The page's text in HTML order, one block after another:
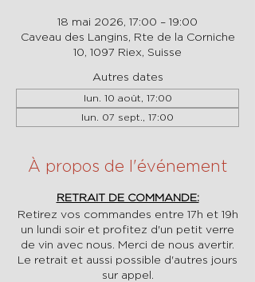
18 mai 2026, 17:00 – 19:00
Caveau des Langins, Rte de la Corniche
10, 1097 Riex, Suisse
Autres dates
lun. 10 août, 17:00
lun. 07 sept., 17:00
À propos de l'événement
RETRAIT DE COMMANDE:
Retirez vos commandes entre 17h et 19h
un lundi soir et profitez d'un petit verre
de vin avec nous. Merci de nous avertir.
Le retrait et aussi possible d'autres jours
sur appel.